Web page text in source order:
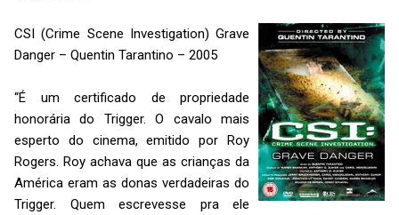
CSI (Crime Scene Investigation) Grave
Danger – Quentin Tarantino – 2005
“É um certificado de propriedade
honorária do Trigger. O cavalo mais
esperto do cinema, emitido por Roy
Rogers. Roy achava que as crianças da
América eram as donas verdadeiras do
Trigger. Quem escrevesse pra ele